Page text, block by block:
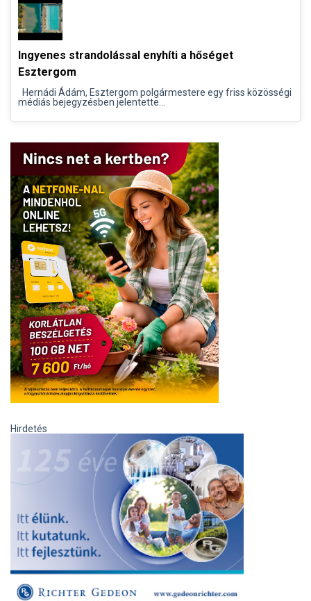
Ingyenes strandolással enyhíti a hőséget
Esztergom
Hernádi Ádám, Esztergom polgármestere egy friss közösségi
médiás bejegyzésben jelentette...
Hirdetés